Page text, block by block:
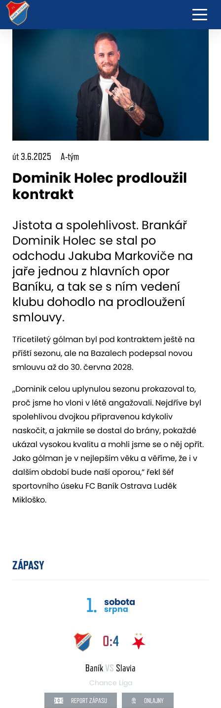
út 3.6.2025 A-tým
Dominik Holec prodloužil
kontrakt
Jistota a spolehlivost. Brankář
Dominik Holec se stal po
odchodu Jakuba Markoviče na
jaře jednou z hlavních opor
Baníku, a tak se s ním vedení
klubu dohodlo na prodloužení
smlouvy.
Třicetiletý gólman byl pod kontraktem ještě na
příští sezonu, ale na Bazalech podepsal novou
smlouvu až do 30. června 2028.
„Dominik celou uplynulou sezonu prokazoval to,
proč jsme ho vloni v létě angažovali. Nejdříve byl
spolehlivou dvojkou připravenou kdykoliv
naskočit, a jakmile se dostal do brány, pokaždé
ukázal vysokou kvalitu a mohli jsme se o něj opřít.
Jako gólman je v nejlepším věku a věříme, že i v
dalším období bude naší oporou,“ řekl šéf
sportovního úseku FC Baník Ostrava Luděk
Mikloško.
ZÁPASY
1. sobota
srpna
0:4
BaníkVS Slavia
Chance Liga
REPORT ZÁPASU ONLAJNY